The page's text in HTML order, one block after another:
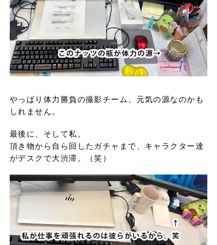
やっぱり体力勝負の撮影チーム、元気の源なのかも
しれません。
最後に、そして私。
頂き物から自ら回したガチャまで、キャラクター達
がデスクで大渋滞。（笑）